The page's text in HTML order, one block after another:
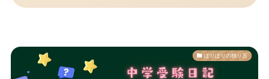
ぽりぽりの独り言